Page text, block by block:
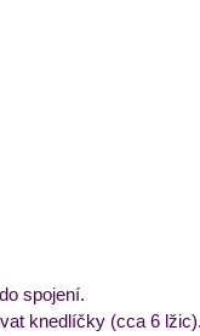
spojení.
knedlíčky (cca 6 lžic).